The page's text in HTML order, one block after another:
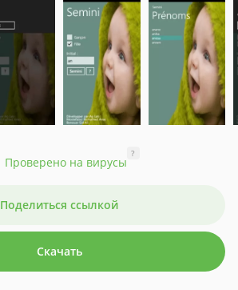
Проверено на вирусы
?
Поделиться ссылкой
Скачать